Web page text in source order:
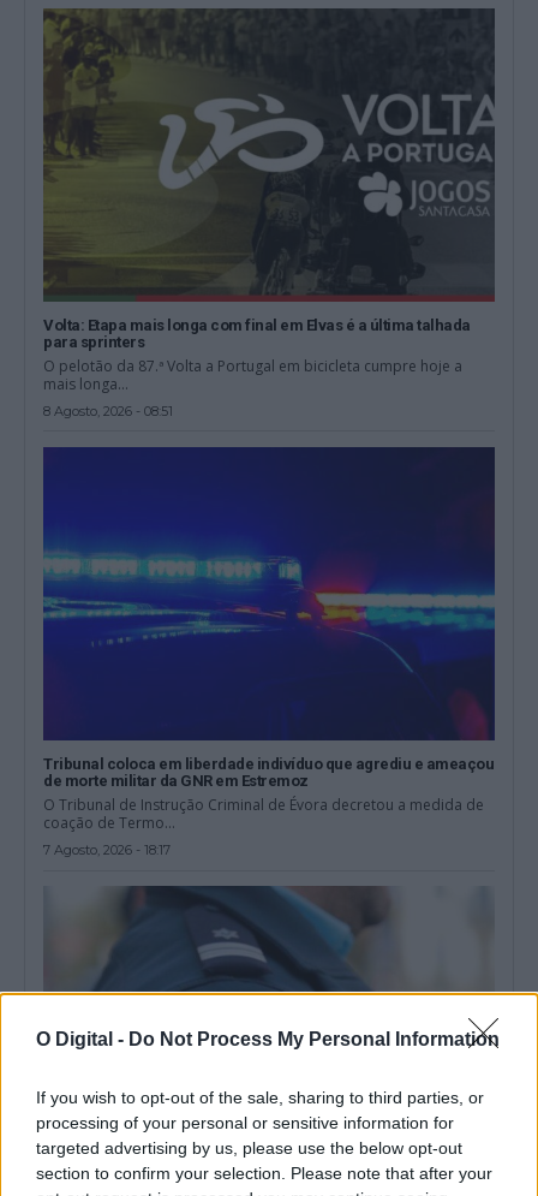
O Digital - Do Not Process My Personal Information
If you wish to opt-out of the sale, sharing to third parties, or
processing of your personal or sensitive information for
targeted advertising by us, please use the below opt-out
section to confirm your selection. Please note that after your
Volta: Etapa mais longa com final em Elvas é a última talhada
para sprinters
O pelotão da 87.ª Volta a Portugal em bicicleta cumpre hoje a
mais longa...
8 Agosto, 2026 - 08:51
Tribunal coloca em liberdade indivíduo que agrediu e ameaçou
de morte militar da GNR em Estremoz
O Tribunal de Instrução Criminal de Évora decretou a medida de
coação de Termo...
7 Agosto, 2026 - 18:17